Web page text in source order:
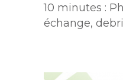
10 minutes :
échange,